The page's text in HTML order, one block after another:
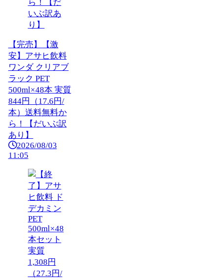
【完売】【激
安】アサヒ飲料
ワンダ クリアブ
ラック PET
500ml×48本 実質
844円（17.6円/
本）送料無料か
ら！【だいぶ訳
あり】
2026/08/03
11:05